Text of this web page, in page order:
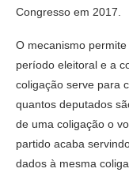
Congresso em 2017.
O mecanismo
período eleitoral e a
coligação serve para
quantos deputados
de uma coligação o
partido acaba
dados à mesma